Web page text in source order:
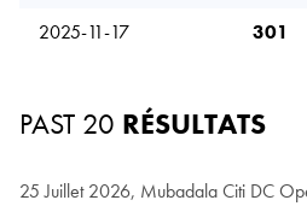
2025-11-17
301
PAST 20 RÉSULTATS
25 Juillet 2026, Mubadala Citi DC